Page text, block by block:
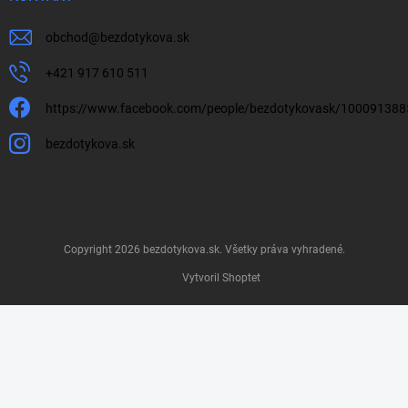
obchod @bezdotykova.sk
+421 917 610 511
https://www.facebook.com/people/bezdotykovask/
bezdotykova.sk
Vytvoril Shoptet
Copyright 2026 bezdotykova.sk. Všetky práva vyhradené.